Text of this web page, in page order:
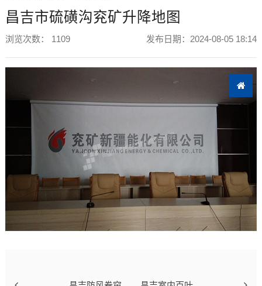
昌吉市硫磺沟兖矿升降地图
浏览次数： 1109 发布日期：2024-08-05 18:14